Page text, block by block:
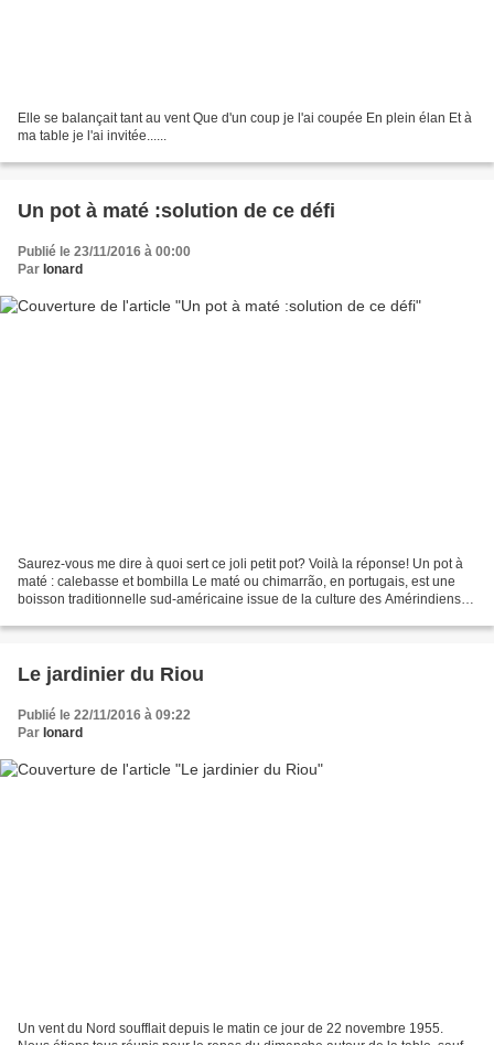
Elle se balançait tant au vent Que d'un coup je l'ai coupée En plein élan Et à
ma table je l'ai invitée......
Un pot à maté :solution de ce défi
Publié le 23/11/2016 à 00:00
Par Ionard
Saurez-vous me dire à quoi sert ce joli petit pot? Voilà la réponse! Un pot à
maté : calebasse et bombilla Le maté ou chimarrão, en portugais, est une
boisson traditionnelle sud-américaine issue de la culture des Amérindiens
Le jardinier du Riou
Publié le 22/11/2016 à 09:22
Par Ionard
Un vent du Nord soufflait depuis le matin ce jour de 22 novembre 1955.